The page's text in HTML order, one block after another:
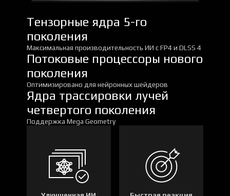
Тензорные ядра 5-го
поколения
Максимальная производительность ИИ с FP4 и DLSS 4
Потоковые процессоры нового
поколения
Оптимизировано для нейронных шейдеров
Ядра трассировки лучей
четвертого поколения
Поддержка Mega Geometry